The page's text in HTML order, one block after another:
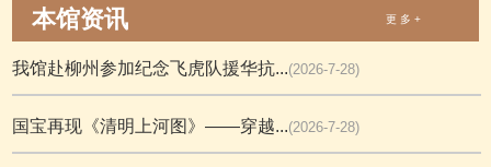
本馆资讯 更 多 +
我馆赴柳州参加纪念飞虎队援华抗...(2026-7-28)
国宝再现《清明上河图》——穿越...(2026-7-28)